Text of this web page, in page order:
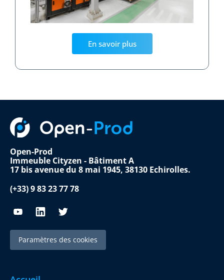
En savoir plus
Open-Prod
Immeuble Cityzen - Bâtiment A
17 bis avenue du 8 mai 1945, 38130 Echirolles.
(+33) 9 83 23 77 78
Paramètres des cookies